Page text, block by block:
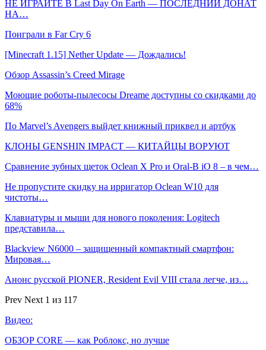
НЕ ИГРАЙТЕ В Last Day On Earth — ПОСЛЕДНИЙ ДОНАТ
НА…
Поиграли в Far Cry 6
[Minecraft 1.15] Nether Update — Дождались!
Обзор Assassin’s Creed Mirage
Моющие роботы-пылесосы Dreame доступны со скидками до
68%
По Marvel’s Avengers выйдет книжный приквел и артбук
КЛОНЫ GENSHIN IMPACT — КИТАЙЦЫ ВОРУЮТ
Сравнение зубных щеток Oclean X Pro и Oral-B iO 8 – в чем…
Не пропустите скидку на ирригатор Oclean W10 для
чистоты…
Клавиатуры и мыши для нового поколения: Logitech
представила…
Blackview N6000 – защищенный компактный смартфон:
Мировая…
Анонс русской PIONER, Resident Evil VIII стала легче, из…
Prev Next 1 из 117
Видео:
ОБЗОР CORE — как Роблокс, но лучше